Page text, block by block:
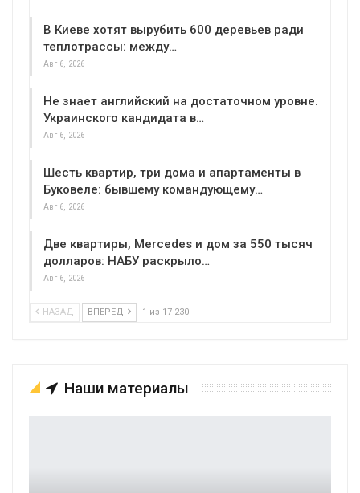
В Киеве хотят вырубить 600 деревьев ради
теплотрассы: между…
Авг 6, 2026
Не знает английский на достаточном уровне.
Украинского кандидата в…
Авг 6, 2026
Шесть квартир, три дома и апартаменты в
Буковеле: бывшему командующему…
Авг 6, 2026
Две квартиры, Mercedes и дом за 550 тысяч
долларов: НАБУ раскрыло…
Авг 6, 2026
НАЗАД ВПЕРЕД 1 из 17 230
Наши материалы